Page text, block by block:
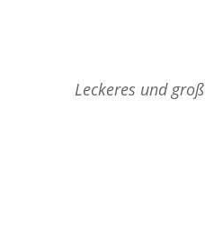
Leckeres und